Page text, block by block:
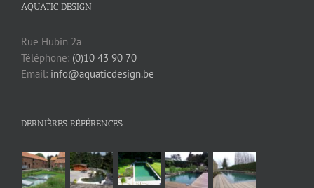
AQUATIC DESIGN
Rue Hubin 2a
Téléphone: (0)10 43 90 70
Email: info@aquaticdesign.be
DERNIÈRES RÉFÉRENCES